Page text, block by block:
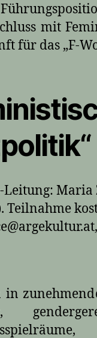
mit
für das „F-
Leitung:
Teilnahme
in